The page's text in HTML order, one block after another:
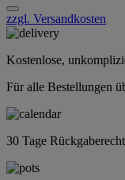
zzgl. Versandkosten
Kostenlose,
Für alle Bestellungen
30 Tage Rückgaberecht